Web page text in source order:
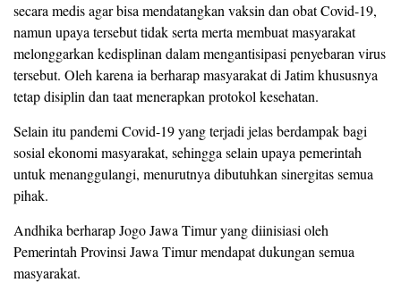
secara medis agar bisa mendatangkan vaksin dan obat Covid-19,
namun upaya tersebut tidak serta merta membuat masyarakat
melonggarkan kedisplinan dalam mengantisipasi penyebaran virus
tersebut. Oleh karena ia berharap masyarakat di Jatim khususnya
tetap disiplin dan taat menerapkan protokol kesehatan.
Selain itu pandemi Covid-19 yang terjadi jelas berdampak bagi
sosial ekonomi masyarakat, sehingga selain upaya pemerintah
untuk menanggulangi, menurutnya dibutuhkan sinergitas semua
pihak.
Andhika berharap Jogo Jawa Timur yang diinisiasi oleh
Pemerintah Provinsi Jawa Timur mendapat dukungan semua
masyarakat.